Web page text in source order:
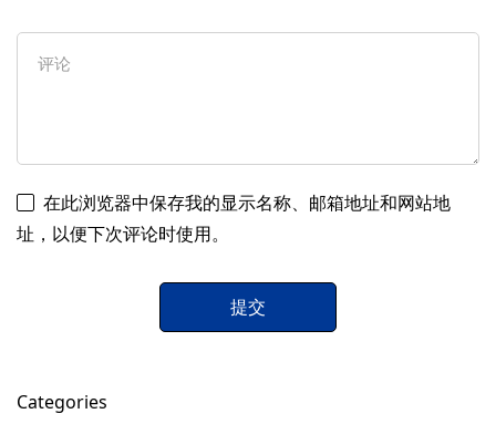
在此浏览器中保存我的显示名称、邮箱地址和网站地
址，以便下次评论时使用。
Categories